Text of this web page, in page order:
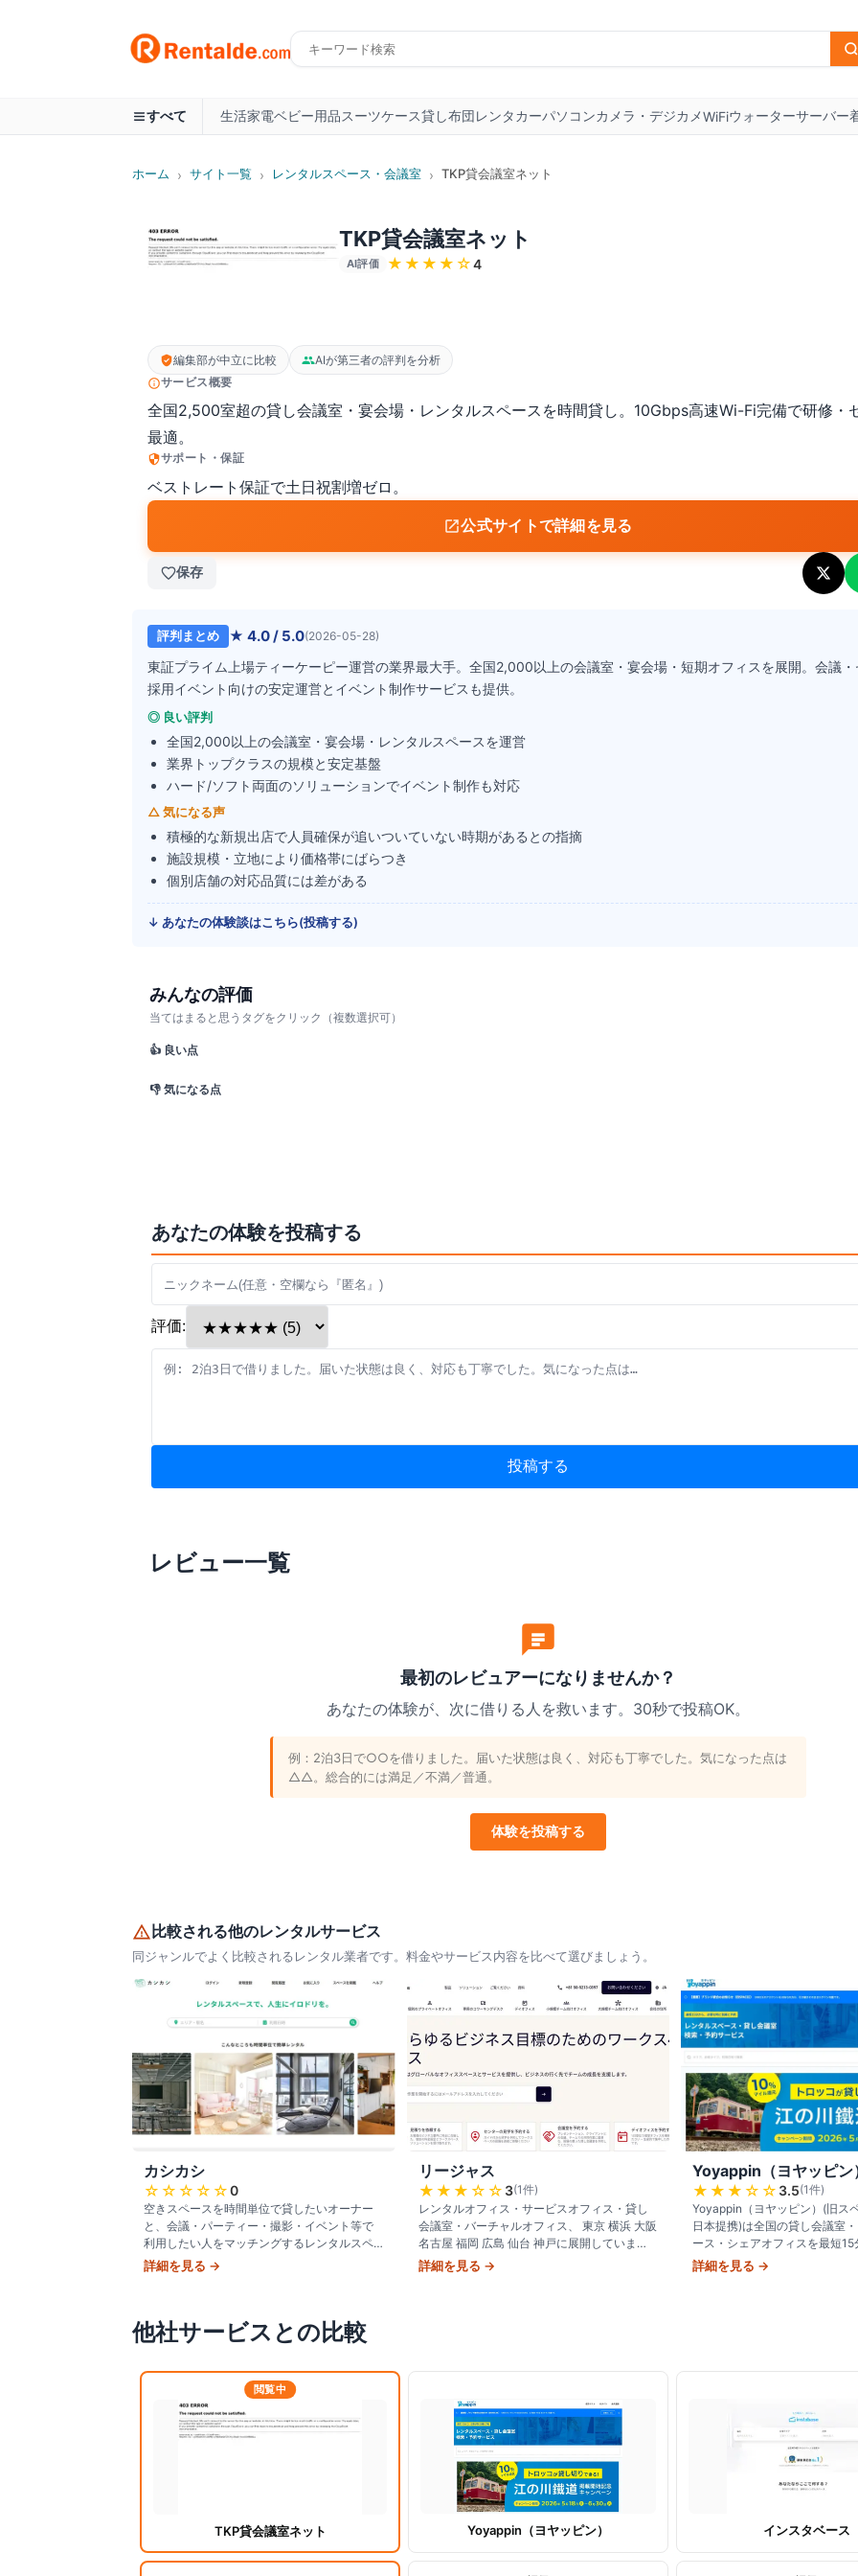
すべて 生活家電ベビー用品スーツケース貸し布団レンタカーパソコンカメラ・デジカメWiFiウォーターサーバー
ホーム › サイト一覧 › レンタルスペース・会議室 › TKP貸会議室ネット
TKP貸会議室ネット
AI評価 ★★★★ ☆4
編集部が中立に比較
AIが第三者の評判を分析
サービス概要
全国2,500室超の貸し会議室・宴会場・レンタルスペースを時間貸し。10Gbps高速Wi-Fi完備で研修・
最適。
サポート・保証
ベストレート保証で土日祝割増ゼロ。
公式サイトで詳細を見る
保存
評判まとめ ★ 4.0/ 5.0(2026-05-28)
東証プライム上場ティーケーピー運営の業界最大手。全国2,000以上の会議室・宴会場・短期オフィスを展開。会議・
採用イベント向けの安定運営とイベント制作サービスも提供。
◎ 良い評判
全国2,000以上の会議室・宴会場・レンタルスペースを運営
業界トップクラスの規模と安定基盤
ハード/ソフト両面のソリューションでイベント制作も対応
△ 気になる声
積極的な新規出店で人員確保が追いついていない時期があるとの指摘
施設規模・立地により価格帯にばらつき
個別店舗の対応品質には差がある
↓ あなたの体験談はこちら(投稿する)
みんなの評価
当てはまると思うタグをクリック（複数選択可）
👍 良い点
👎 気になる点
あなたの体験を投稿する
評価:
投稿する
レビュー一覧
最初のレビュアーになりませんか？
あなたの体験が、次に借りる人を救います。30秒で投稿OK。
例：2泊3日で○○を借りました。届いた状態は良く、対応も丁寧でした。気になった点は
△△。総合的には満足／不満／普通。
体験を投稿する
比較される他のレンタルサービス
同ジャンルでよく比較されるレンタル業者です。料金やサービス内容を比べて選びましょう。
カシカシ
☆☆☆☆☆0
空きスペースを時間単位で貸したいオーナー
と、会議・パーティー・撮影・イベント等で
利用したい人をマッチングするレンタルスペ
ース検索予約サイト。1948年創業の大阪企業
詳細を見る →
リージャス
★★★ ☆☆ 3(1件)
レンタルオフィス・サービスオフィス・貸し
会議室・バーチャルオフィス、 東京 横浜 大阪
名古屋 福岡 広島 仙台 神戸に展開していま
す。
詳細を見る →
Yoyappin（ヨヤッピン
★★★ ☆☆ 3.5(1件)
Yoyappin（ヨヤッピン）(旧ス
日本提携)は全国の貸し会議室
ース・シェアオフィスを最短15
できる総合スペース予約サービ
詳細を見る →
他社サービスとの比較
閲覧中
TKP貸会議室ネット Yoyappin（ヨヤッピン） インスタベース